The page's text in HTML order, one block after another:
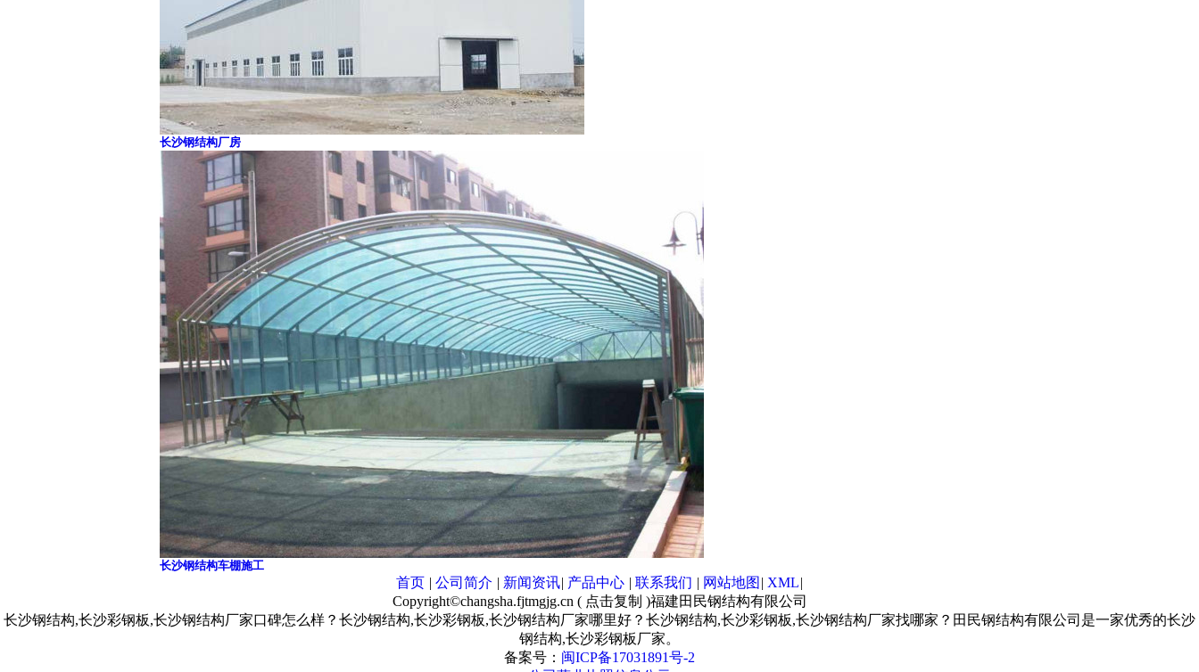
长沙钢结构厂房
长沙钢结构车棚施工
首页 | 公司简介 | 新闻资讯| 产品中心 | 联系我们 | 网站地图 | XML|
Copyright©changsha.fjtmgjg.cn ( 点击复制 )福建田民钢结构有限公司
长沙钢结构,长沙彩钢板,长沙钢结构厂家口碑怎么样？长沙钢结构,长沙彩钢板,长沙钢结构厂家哪里好？长沙钢结构,长沙彩钢板,长沙钢结构厂家找哪家？田民钢结构有限公司是一家优秀的长沙
钢结构,长沙彩钢板厂家。
备案号： 闽ICP备17031891号-2